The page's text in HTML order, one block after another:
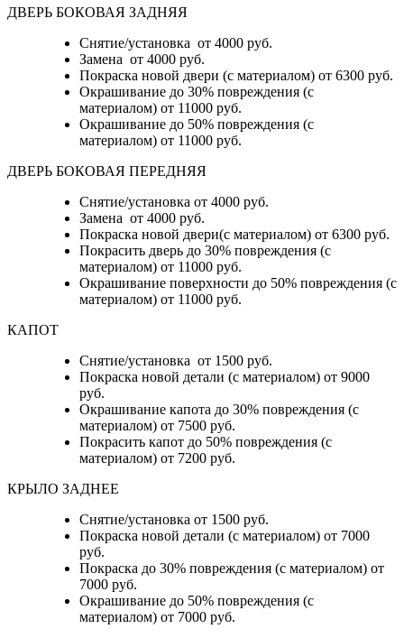
ДВЕРЬ БОКОВАЯ ЗАДНЯЯ
Снятие/установка от 4000 руб.
Замена от 4000 руб.
Покраска новой двери (с материалом) от 6300 руб.
Окрашивание до 30% повреждения (с
материалом) от 11000 руб.
Окрашивание до 50% повреждения (с
материалом) от 11000 руб.
ДВЕРЬ БОКОВАЯ ПЕРЕДНЯЯ
Снятие/установка от 4000 руб.
Замена от 4000 руб.
Покраска новой двери(с материалом) от 6300 руб.
Покрасить дверь до 30% повреждения (с
материалом) от 11000 руб.
Окрашивание поверхности до 50% повреждения (с
материалом) от 11000 руб.
КАПОТ
Снятие/установка от 1500 руб.
Покраска новой детали (с материалом) от 9000
руб.
Окрашивание капота до 30% повреждения (с
материалом) от 7500 руб.
Покрасить капот до 50% повреждения (с
материалом) от 7200 руб.
КРЫЛО ЗАДНЕЕ
Снятие/установка от 1500 руб.
Покраска новой детали (с материалом) от 7000
руб.
Покраска до 30% повреждения (с материалом) от
7000 руб.
Окрашивание до 50% повреждения (с
материалом) от 7000 руб.